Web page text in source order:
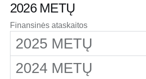
Struktūra ir kontaktai
2026 METŲ
Finansinės ataskaitos
2025 METŲ
2024 METŲ